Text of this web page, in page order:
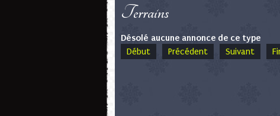
Terrains
Désolé aucune annonce de ce type
Début
Précédent Suivant